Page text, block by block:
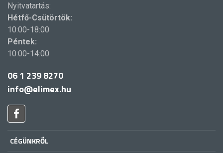
Nyitvatartás:
Hétfő-Csütörtök:
10:00-18:00
Péntek:
10:00-14:00
06 1 239 8270
info@elimex.hu
CÉGÜNKRŐL